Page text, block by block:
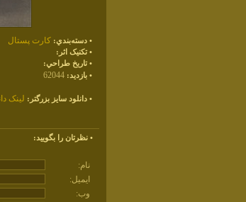
• دسته‌بندي: کارت پستال
• تکنيک اثر:
• تاريخ طراحي:
• بازديد:
• دانلود سايز بزرگتر: لينک
• نظرتان را بگوييد:
نام:
ايميل:
وب: